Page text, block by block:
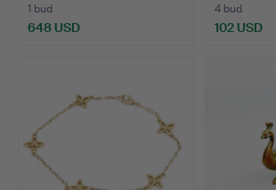
1 bud
648 USD
4 bud
102 USD